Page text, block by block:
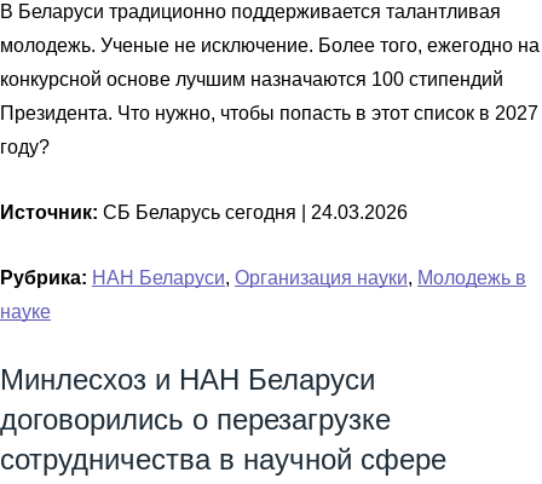
В Беларуси традиционно поддерживается талантливая
молодежь. Ученые не исключение. Более того, ежегодно на
конкурсной основе лучшим назначаются 100 стипендий
Президента. Что нужно, чтобы попасть в этот список в 2027
году?
Источник: СБ Беларусь сегодня | 24.03.2026
Рубрика: НАН Беларуси, Организация науки, Молодежь в
науке
Минлесхоз и НАН Беларуси
договорились о перезагрузке
сотрудничества в научной сфере